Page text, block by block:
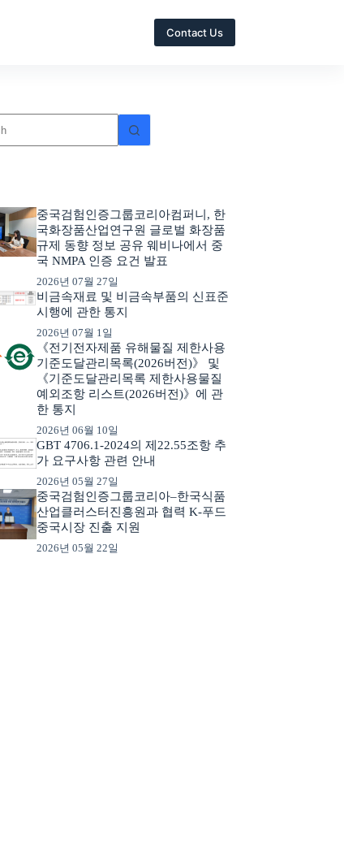
Contact Us
중국검험인증그룹코리아컴퍼니, 한
국화장품산업연구원 글로벌 화장품
규제 동향 정보 공유 웨비나에서 중
국 NMPA 인증 요건 발표
2026년 07월 27일
비금속재료 및 비금속부품의 신표준
시행에 관한 통지
2026년 07월 1일
《전기전자제품 유해물질 제한사용
기준도달관리목록(2026버전)》 및
《기준도달관리목록 제한사용물질
예외조항 리스트(2026버전)》에 관
한 통지
2026년 06월 10일
GBT 4706.1-2024의 제22.55조항 추
가 요구사항 관련 안내
2026년 05월 27일
중국검험인증그룹코리아–한국식품
산업클러스터진흥원과 협력 K-푸드
중국시장 진출 지원
2026년 05월 22일